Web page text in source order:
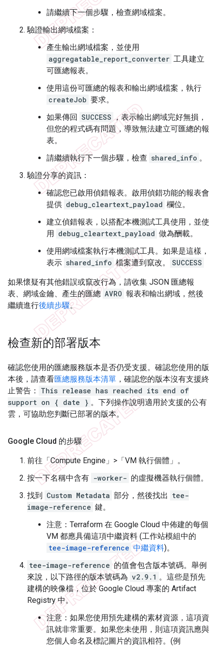
請繼續下一個步驟，檢查網域檔案。
驗證輸出網域檔案：
產生輸出網域檔案，並使用
aggregatable_report_converter 工具建立
可匯總報表。
使用這份可匯總的報表和輸出網域檔案，執行
createJob 要求。
如果傳回 SUCCESS ，表示輸出網域完好無損，
但您的程式碼有問題，導致無法建立可匯總的報
表。
請繼續執行下一個步驟，檢查 shared_info 。
驗證分享的資訊：
確認您已啟用偵錯報表。啟用偵錯功能的報表會
提供 debug_cleartext_payload 欄位。
建立偵錯報表，以搭配本機測試工具使用，並使
用 debug_cleartext_payload 做為酬載。
使用網域檔案執行本機測試工具。如果是這樣，
表示 shared_info 檔案遭到竄改。 SUCCESS
如果懷疑有其他錯誤或竄改行為，請收集 JSON 匯總報
表、網域金鑰、產生的匯總 AVRO 報表和輸出網域，然後
繼續進行後續步驟。
檢查新的部署版本
確認您使用的匯總服務版本是否仍受支援。確認您使用的版
本後，請查看匯總服務版本清單 ，確認您的版本沒有支援終
止警告：
This release has reached its end of
support on { date } 。下列操作說明適用於支援的公有
雲，可協助您判斷已部署的版本。
Google Cloud 的步驟
前往「Compute Engine」>「VM 執行個體」 。
按一下名稱中含有 -worker- 的虛擬機器執行個體。
找到 Custom Metadata 部分，然後找出 tee-
image-reference 鍵。
注意：Terraform 在 Google Cloud 中佈建的每個
VM 都應具備這項中繼資料 (工作站模組中的
tee-image-reference 中繼資料)。
tee-image-reference 的值會包含版本號碼。舉例
來說，以下路徑的版本號碼為 v2.9.1 。這些是預先
建構的映像檔，位於 Google Cloud 專案的 Artifact
Registry 中。
注意：如果您使用預先建構的素材資源，這項資
訊就非常重要。如果您未使用，則這項資訊應與
您個人命名及標記圖片的資訊相符。(例